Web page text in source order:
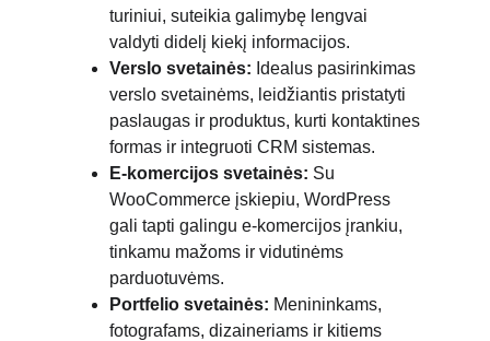
turiniui, suteikia galimybę lengvai
valdyti didelį kiekį informacijos.
Verslo svetainės: Idealus pasirinkimas
verslo svetainėms, leidžiantis pristatyti
paslaugas ir produktus, kurti kontaktines
formas ir integruoti CRM sistemas.
E-komercijos svetainės: Su
WooCommerce įskiepiu, WordPress
gali tapti galingu e-komercijos įrankiu,
tinkamu mažoms ir vidutinėms
parduotuvėms.
Portfelio svetainės: Menininkams,
fotografams, dizaineriams ir kitiems